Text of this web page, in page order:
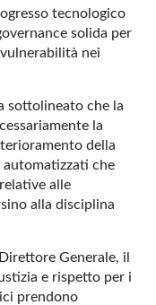
tecnologico
solida per
nei
sottolineato che la
la
della
che
alle
alla disciplina
Generale, il
e rispetto per i
prendono